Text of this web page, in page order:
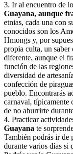
3. Ir al encuentro de
Guayana, aunque
etnias, cada una con
conocidos son los
Hmongs y, por
propia culta, un saber
diferente, aunque el
función de las
diversidad de
confección de
pueblo. Encontrarás
carnaval, típicamente
de no aburrirte
4. Practicar
Guayana te
También podrás ir de
durante varios días si